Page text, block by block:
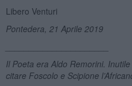
Libero Venturi
Pontedera, 21 Aprile 2019
Il Poeta era Aldo Remorini.
citare Foscolo e Scipione